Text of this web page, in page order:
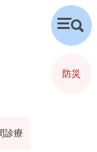
診療
検
索
防災